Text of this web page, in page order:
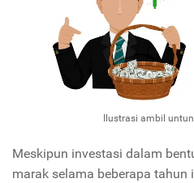
Ilustrasi ambil
Meskipun investasi dalam
marak selama beberapa